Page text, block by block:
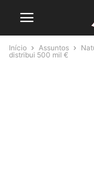
Início Assuntos
distribui 500 mil €